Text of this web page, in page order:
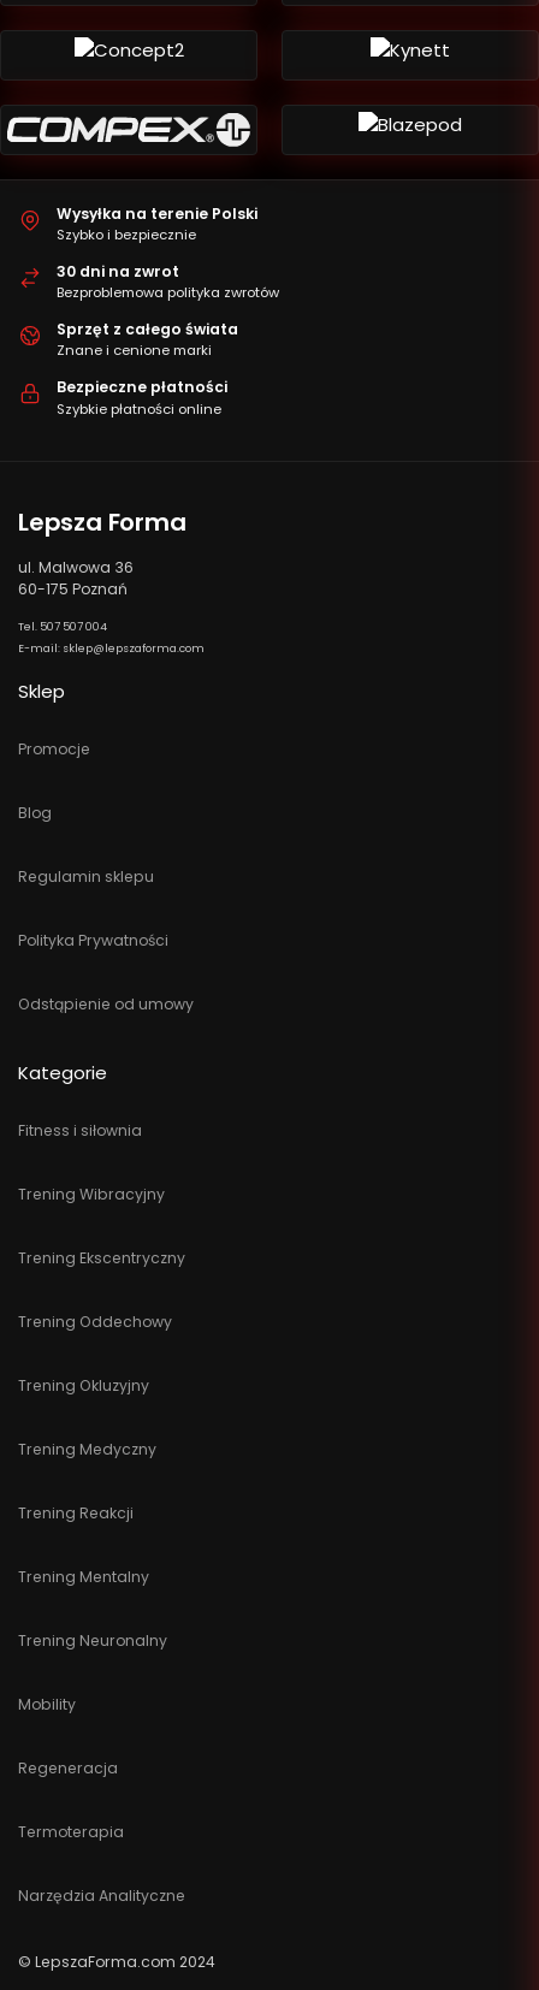
Wysyłka na terenie Polski
Szybko i bezpiecznie
30 dni na zwrot
Bezproblemowa polityka zwrotów
Sprzęt z całego świata
Znane i cenione marki
Bezpieczne płatności
Szybkie płatności online
Lepsza Forma
ul. Malwowa 36
60-175 Poznań
Tel. 507 507 004
E-mail: sklep@lepszaforma.com
Sklep
Promocje
Blog
Regulamin sklepu
Polityka Prywatności
Odstąpienie od umowy
Kategorie
Fitness i siłownia
Trening Wibracyjny
Trening Ekscentryczny
Trening Oddechowy
Trening Okluzyjny
Trening Medyczny
Trening Reakcji
Trening Mentalny
Trening Neuronalny
Mobility
Regeneracja
Termoterapia
Narzędzia Analityczne
© LepszaForma.com 2024